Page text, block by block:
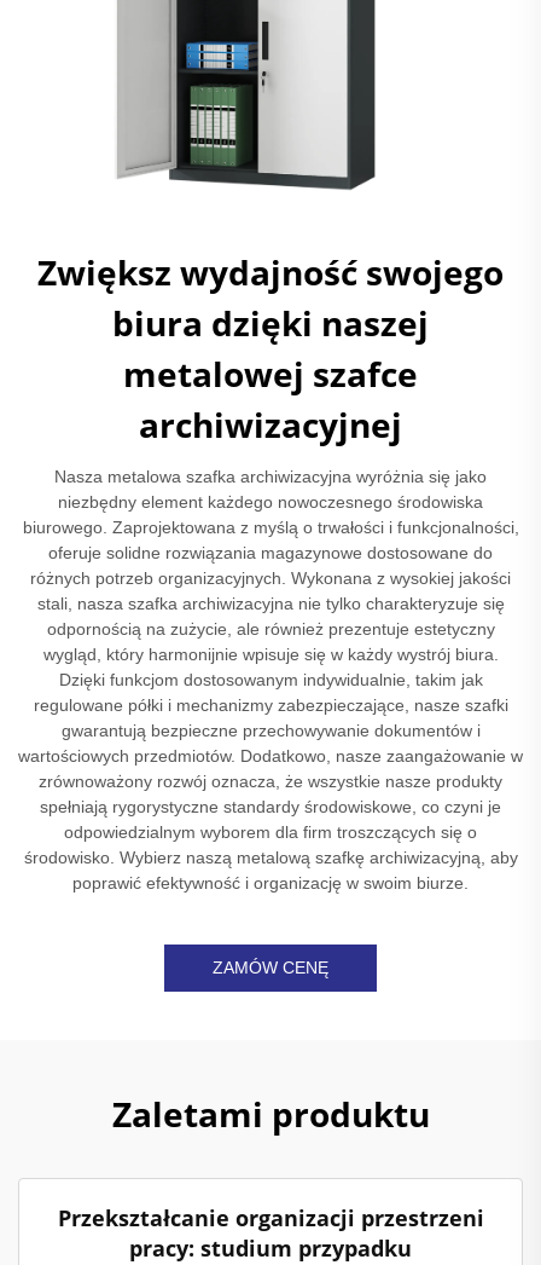
Zwiększ wydajność swojego
biura dzięki naszej
metalowej szafce
archiwizacyjnej
Nasza metalowa szafka archiwizacyjna wyróżnia się jako
niezbędny element każdego nowoczesnego środowiska
biurowego. Zaprojektowana z myślą o trwałości i funkcjonalności,
oferuje solidne rozwiązania magazynowe dostosowane do
różnych potrzeb organizacyjnych. Wykonana z wysokiej jakości
stali, nasza szafka archiwizacyjna nie tylko charakteryzuje się
odpornością na zużycie, ale również prezentuje estetyczny
wygląd, który harmonijnie wpisuje się w każdy wystrój biura.
Dzięki funkcjom dostosowanym indywidualnie, takim jak
regulowane półki i mechanizmy zabezpieczające, nasze szafki
gwarantują bezpieczne przechowywanie dokumentów i
wartościowych przedmiotów. Dodatkowo, nasze zaangażowanie w
zrównoważony rozwój oznacza, że wszystkie nasze produkty
spełniają rygorystyczne standardy środowiskowe, co czyni je
odpowiedzialnym wyborem dla firm troszczących się o
środowisko. Wybierz naszą metalową szafkę archiwizacyjną, aby
poprawić efektywność i organizację w swoim biurze.
ZAMÓW CENĘ
Zaletami produktu
Przekształcanie organizacji przestrzeni
pracy: studium przypadku